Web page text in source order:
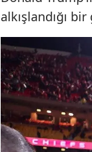
alkışlandığı